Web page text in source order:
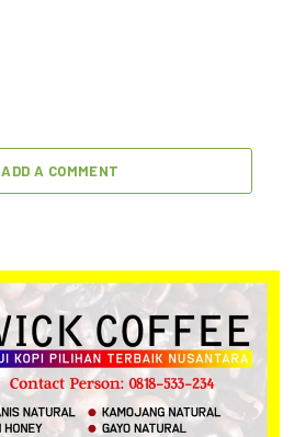
ADD A COMMENT